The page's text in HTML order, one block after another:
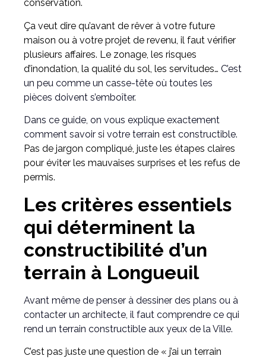
conservation.
Ça veut dire qu’avant de rêver à votre future
maison ou à votre projet de revenu, il faut vérifier
plusieurs affaires. Le zonage, les risques
d’inondation, la qualité du sol, les servitudes… C’est
un peu comme un casse-tête où toutes les
pièces doivent s’emboîter.
Dans ce guide, on vous explique exactement
comment savoir si votre terrain est constructible.
Pas de jargon compliqué, juste les étapes claires
pour éviter les mauvaises surprises et les refus de
permis.
Les critères essentiels
qui déterminent la
constructibilité d’un
terrain à Longueuil
Avant même de penser à dessiner des plans ou à
contacter un architecte, il faut comprendre ce qui
rend un terrain constructible aux yeux de la Ville.
C’est pas juste une question de « j’ai un terrain